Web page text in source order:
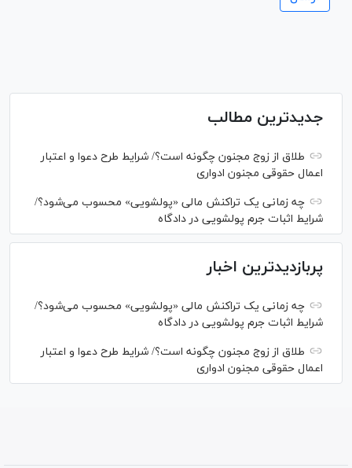
جدیدترین مطالب
طلاق از زوج مجنون چگونه است؟/ شرایط طرح دعوا و اعتبار
اعمال حقوقی مجنون ادواری
چه زمانی یک تراکنش مالی «پولشویی» محسوب می‌شود؟/
شرایط اثبات جرم پولشویی در دادگاه
پربازدیدترین اخبار
چه زمانی یک تراکنش مالی «پولشویی» محسوب می‌شود؟/
شرایط اثبات جرم پولشویی در دادگاه
طلاق از زوج مجنون چگونه است؟/ شرایط طرح دعوا و اعتبار
اعمال حقوقی مجنون ادواری